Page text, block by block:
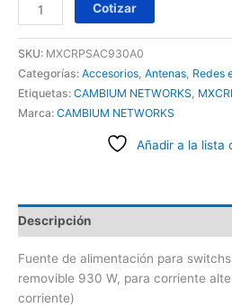
Cotizar
SKU: MXCRPSAC930A0
Categorías: Accesorios, Antenas, Redes
Etiquetas: CAMBIUM NETWORKS,
Marca: CAMBIUM NETWORKS
Añadir a la lista
Descripción
Fuente de alimentación para
removible 930 W, para corriente
corriente)